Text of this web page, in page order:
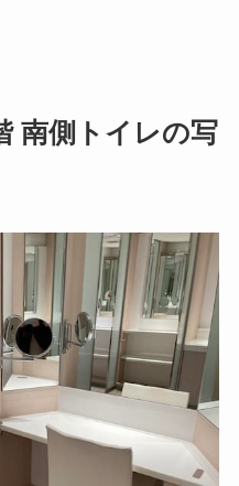
南側トイレの写